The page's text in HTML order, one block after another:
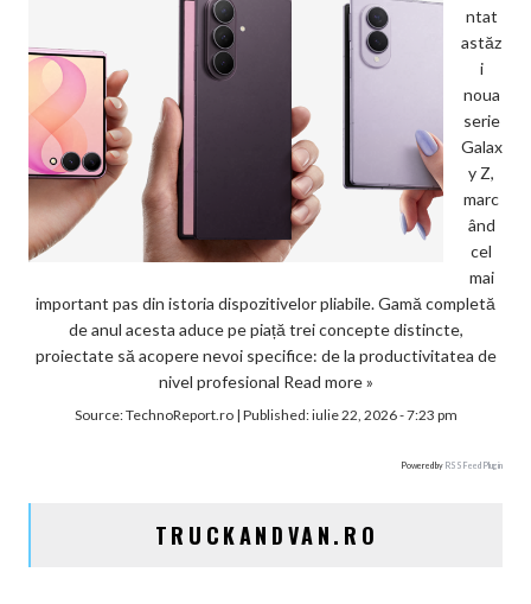
ntat
astăz
i
noua
serie
Galax
y Z,
marc
ând
cel
mai
important pas din istoria dispozitivelor pliabile. Gamă completă
de anul acesta aduce pe piață trei concepte distincte,
proiectate să acopere nevoi specifice: de la productivitatea de
nivel profesional Read more »
Source:TechnoReport.ro| Published:iulie 22, 2026 - 7:23 pm
Powered by RSS Feed Plugin
TRUCKANDVAN.RO